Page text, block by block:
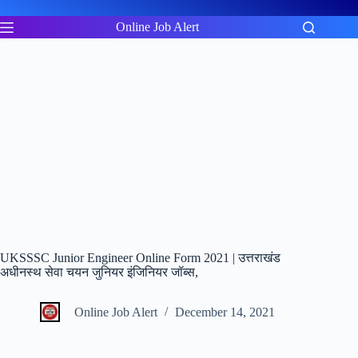
to
content
Online Job Alert
UKSSSC Junior Engineer Online Form 2021 | उत्तराखंड
अधीनस्थ सेवा चयन जुनियर इंजिनियर जॉब्स,
Online Job Alert December 14, 2021